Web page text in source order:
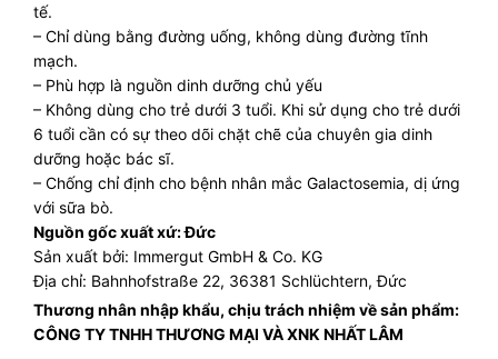
tế.
– Chỉ dùng bằng đường uống, không dùng đường tĩnh
mạch.
– Phù hợp là nguồn dinh dưỡng chủ yếu
– Không dùng cho trẻ dưới 3 tuổi. Khi sử dụng cho trẻ dưới
6 tuổi cần có sự theo dõi chặt chẽ của chuyên gia dinh
dưỡng hoặc bác sĩ.
– Chống chỉ định cho bệnh nhân mắc Galactosemia, dị ứng
với sữa bò.
Nguồn gốc xuất xứ: Đức
Sản xuất bởi: Immergut GmbH & Co. KG
Địa chỉ: Bahnhofstraße 22, 36381 Schlüchtern, Đức
Thương nhân nhập khẩu, chịu trách nhiệm về sản phẩm:
CÔNG TY TNHH THƯƠNG MẠI VÀ XNK NHẤT LÂM